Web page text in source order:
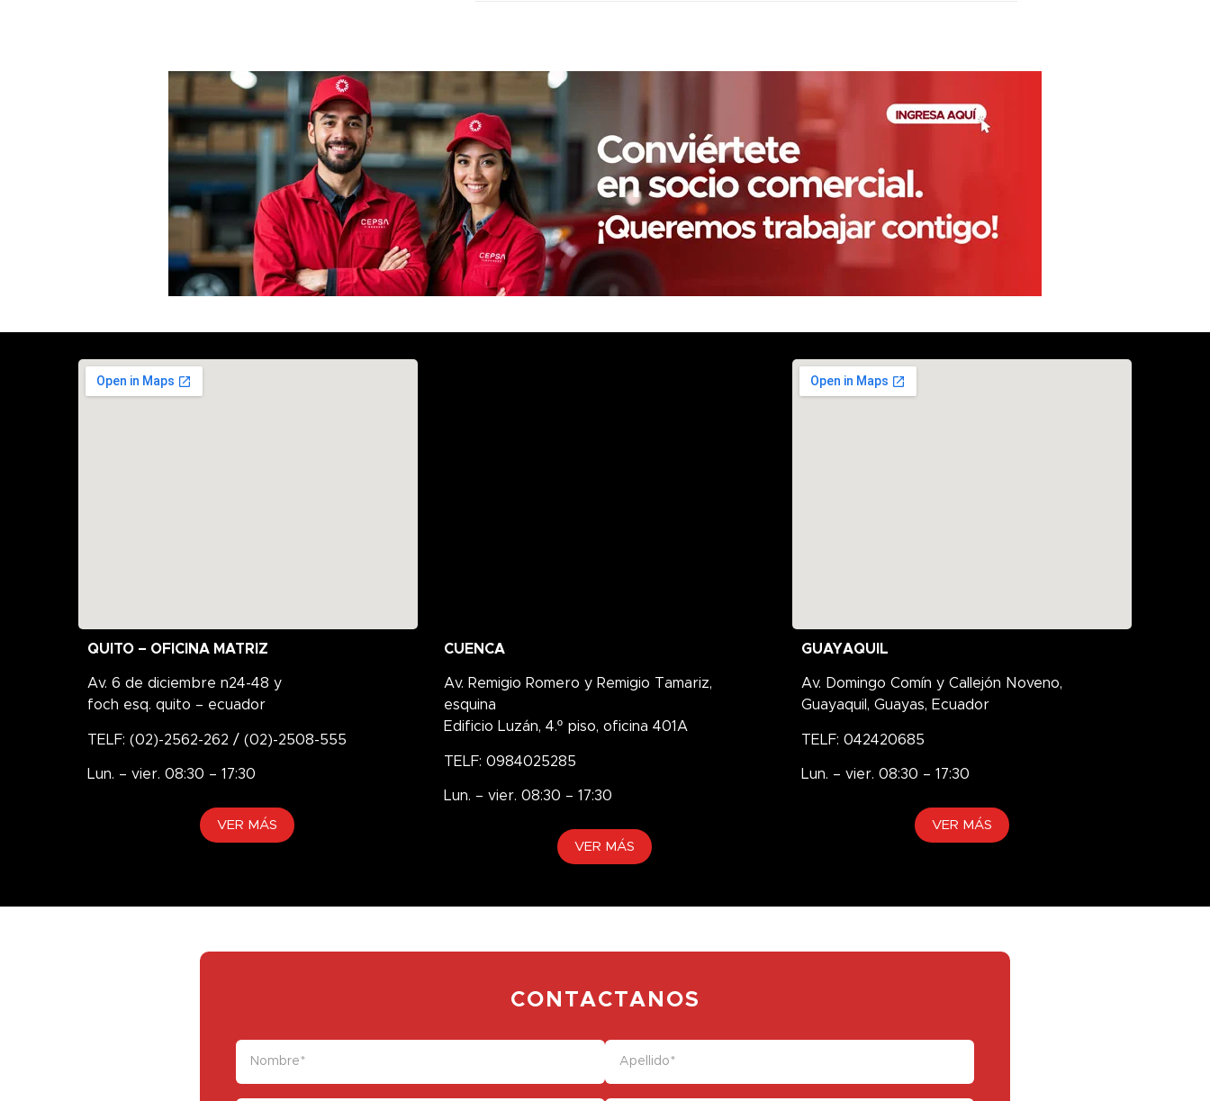
QUITO – OFICINA MATRIZ
Av. 6 de diciembre n24-48 y
foch esq. quito – ecuador
TELF: (02)-2562-262 / (02)-2508-555
Lun. – vier. 08:30 – 17:30
VER MÁS
CUENCA
Av. Remigio Romero y Remigio Tamariz,
esquina
Edificio Luzán, 4.º piso, oficina 401A
TELF: 0984025285
Lun. – vier. 08:30 – 17:30
VER MÁS
GUAYAQUIL
Av. Domingo Comín y Callejón Noveno,
Guayaquil, Guayas, Ecuador
TELF: 042420685
Lun. – vier. 08:30 – 17:30
VER MÁS
CONTACTANOS